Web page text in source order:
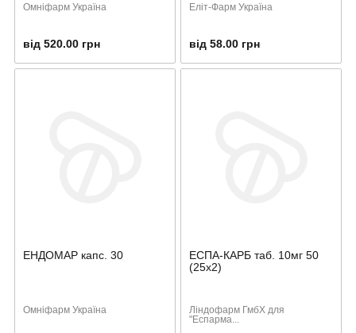
Омніфарм Україна
від 520.00 грн
Еліт-Фарм Україна
від 58.00 грн
ЕНДОМАР капс. 30
Омніфарм Україна
ЕСПА-КАРБ таб. 10мг 50
(25х2)
Ліндофарм ГмбХ для
"Еспарма...